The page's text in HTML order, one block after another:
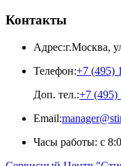
Контакты
Адрес:г.Москва,
Телефон:+7 (495)
Доп. тел.:+7 (495)
Email:
Часы работы: с